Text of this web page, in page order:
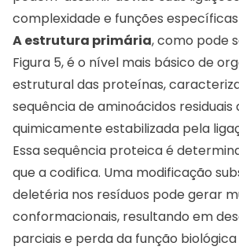
complexidade e funções
A estrutura primária, como pode
Figura 5, é o nível mais básico de
estrutural das proteínas,
sequência de aminoácidos residuais
quimicamente estabilizada pela
Essa sequência proteica é
que a codifica. Uma modificação
deletéria nos resíduos pode gerar
conformacionais, resultando em
parciais e perda da função biológica